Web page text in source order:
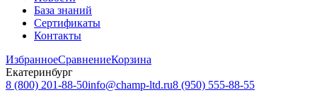
База знаний
Сертификаты
Контакты
ИзбранноеСравнениеКорзина
Екатеринбург
8 (800) 201-88-50info@champ-ltd.ru8 (950) 555-88-55